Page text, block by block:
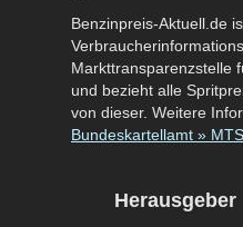
Benzinpreis-Aktuell.de
Markttransparenzstelle
und bezieht alle
von dieser. Weitere
Bundeskartellamt »
Herausgeber